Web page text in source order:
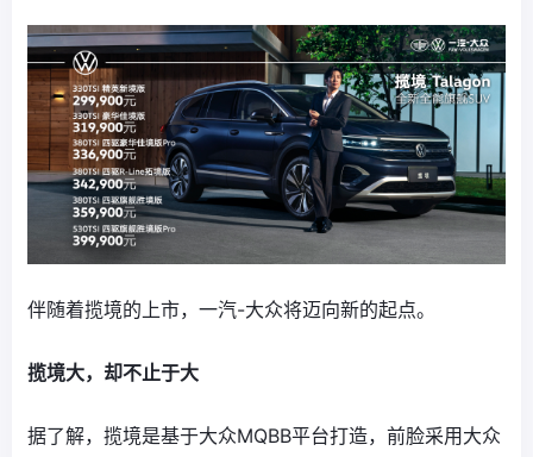
伴随着揽境的上市，一汽-大众将迈向新的起点。
揽境大，却不止于大
据了解，揽境是基于大众MQBB平台打造，前脸采用大众